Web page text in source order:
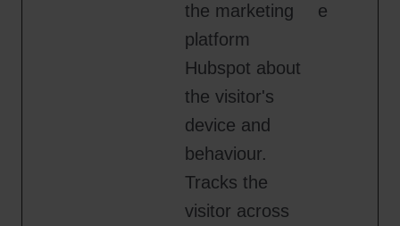
the marketing
platform
Hubspot about
the visitor's
device and
behaviour.
Tracks the
visitor across
e